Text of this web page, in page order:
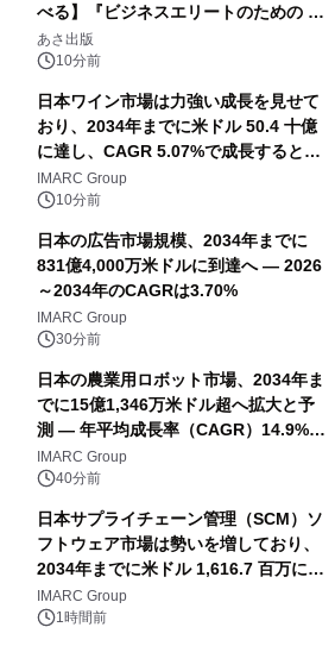
べる】『ビジネスエリートのための 教
養としての蕎麦』2026年8月25日
（火）発売
あさ出版
10分前
日本ワイン市場は力強い成長を見せて
おり、2034年までに米ドル 50.4 十億
に達し、CAGR 5.07%で成長すると予
測
IMARC Group
10分前
日本の広告市場規模、2034年までに
831億4,000万米ドルに到達へ ― 2026
～2034年のCAGRは3.70%
IMARC Group
30分前
日本の農業用ロボット市場、2034年ま
でに15億1,346万米ドル超へ拡大と予
測 ― 年平均成長率（CAGR）14.9%を
記録
IMARC Group
40分前
日本サプライチェーン管理（SCM）ソ
フトウェア市場は勢いを増しており、
2034年までに米ドル 1,616.7 百万に達
し、CAGR 3.42%で成長すると予測
IMARC Group
1時間前